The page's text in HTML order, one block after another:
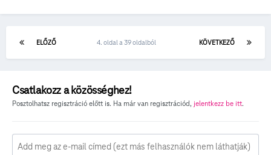
ELŐZŐ KÖVETKEZŐ
4. oldal a 39 oldalból
Csatlakozz a közösséghez!
Posztolhatsz regisztráció előtt is. Ha már van regisztrációd, jelentkezz be itt.